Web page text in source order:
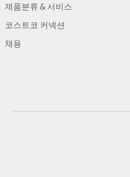
제품분류 & 서비스
코스트코 커넥션
채용